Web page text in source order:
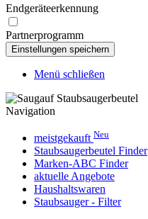
Endgeräteerkennung
Partnerprogramm
Menü schließen
Navigation
meistgekauft Neu
Staubsaugerbeutel Finder
Marken-ABC Finder
aktuelle Angebote
Haushaltswaren
Staubsauger - Filter